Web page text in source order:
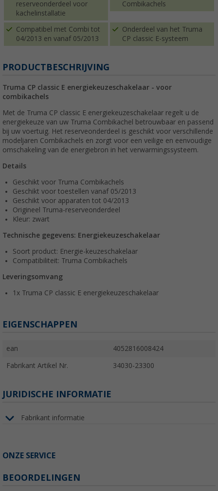
reserveonderdeel voor
kachelinstallatie
Combikachels
Compatibel met Combi tot
04/2013 en vanaf 05/2013
Onderdeel van het Truma
CP classic E-systeem
PRODUCTBESCHRIJVING
Truma CP classic E energiekeuzeschakelaar - voor
combikachels
Met de Truma CP classic E energiekeuzeschakelaar regelt u de
energiekeuze van uw Truma Combikachel betrouwbaar en passend
bij uw voertuig. Het reserveonderdeel is geschikt voor verschillende
modeljaren Combikachels en zorgt voor een veilige en eenvoudige
omschakeling van de energiebron in het verwarmingssysteem.
Details
Geschikt voor Truma Combikachels
Geschikt voor toestellen vanaf 05/2013
Geschikt voor apparaten tot 04/2013
Origineel Truma-reserveonderdeel
Kleur: zwart
Technische gegevens: Energiekeuzeschakelaar
Soort product: Energie-keuzeschakelaar
Compatibiliteit: Truma Combikachels
Leveringsomvang
1x Truma CP classic E energiekeuzeschakelaar
EIGENSCHAPPEN
ean 4052816008424
Fabrikant Artikel Nr. 34030-23300
JURIDISCHE INFORMATIE
Fabrikant informatie
ONZE SERVICE
BEOORDELINGEN